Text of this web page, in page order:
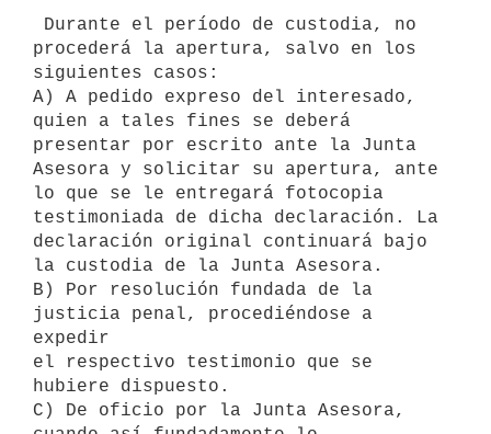
procederá la apertura, salvo en los
siguientes casos:
A) A pedido expreso del interesado,
quien a tales fines se deberá
presentar por escrito ante la Junta
Asesora y solicitar su apertura, ante
lo que se le entregará fotocopia
testimoniada de dicha declaración. La
declaración original continuará bajo
la custodia de la Junta Asesora.
B) Por resolución fundada de la
justicia penal, procediéndose a
expedir
el respectivo testimonio que se
hubiere dispuesto.
C) De oficio por la Junta Asesora,